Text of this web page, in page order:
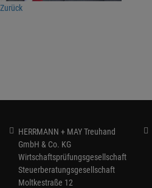
Zurück
HERRMANN + MAY Treuhand
GmbH & Co. KG
Wirtschaftsprüfungsgesellschaft
Steuerberatungsgesellschaft
Moltkestraße 12